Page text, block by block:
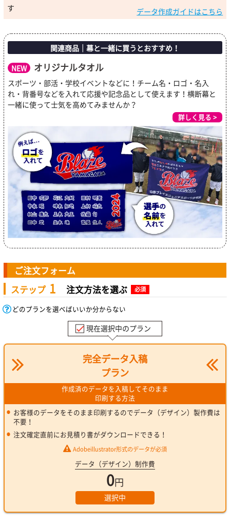
す
データ作成ガイドはこちら
関連商品｜幕と一緒に買うとおすすめ！
NEW
オリジナルタオル
スポーツ・部活・学校イベントなどに！チーム名・ロゴ・名入
れ・背番号などを入れて応援や記念品として使えます！横断幕と
一緒に使って士気を高めてみませんか？
詳しく見る >
ご注文フォーム
ステップ 1 注文方法を選ぶ 必須
どのプランを選べばいいか分からない
現在選択中のプラン
完全データ入稿
プラン
作成済のデータを入稿してそのまま
印刷する方法
お客様のデータをそのまま印刷するのでデータ（デザイン）製作費は
不要！
注文確定直前にお見積り書がダウンロードできる！
Adobeillustrator形式のデータが必須
データ（デザイン）制作費
0円
選択中